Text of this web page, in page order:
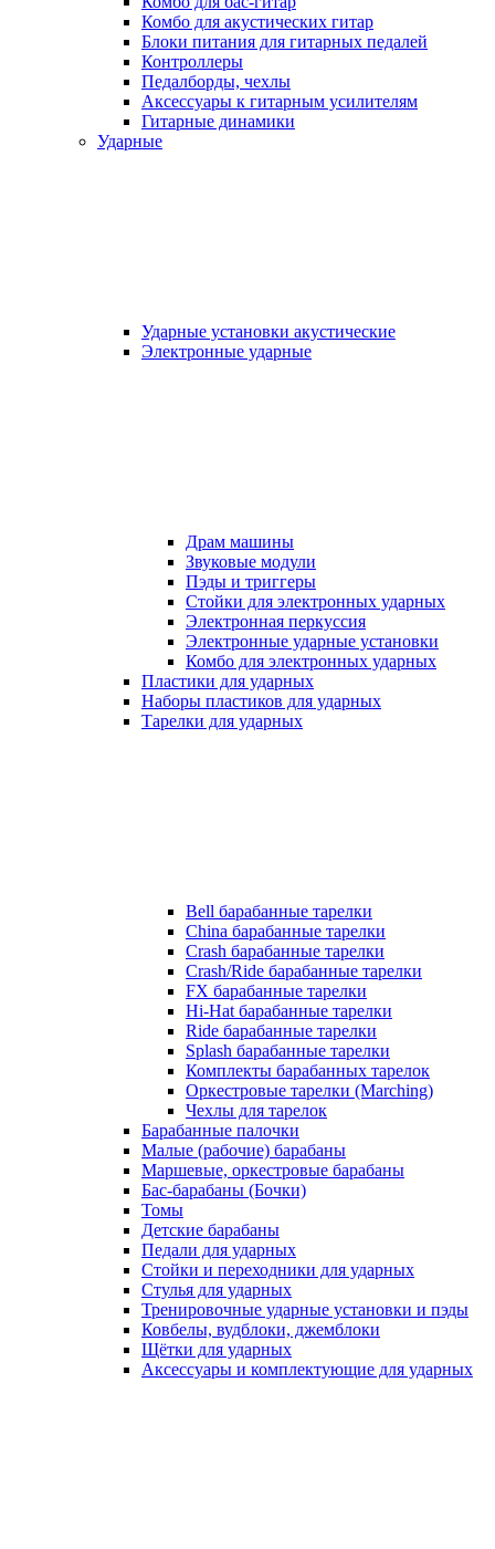
Комбо для акустических гитар
Блоки питания для гитарных педалей
Контроллеры
Педалборды, чехлы
Аксеcсуары к гитарным усилителям
Гитарные динамики
Ударные
Ударные установки акустические
Электронные ударные
Драм машины
Звуковые модули
Пэды и триггеры
Стойки для электронных ударных
Электронная перкуссия
Электронные ударные установки
Комбо для электронных ударных
Пластики для ударных
Наборы пластиков для ударных
Тарелки для ударных
Bell барабанные тарелки
China барабанные тарелки
Crash барабанные тарелки
Crash/Ride барабанные тарелки
FX барабанные тарелки
Hi-Hat барабанные тарелки
Ride барабанные тарелки
Splash барабанные тарелки
Комплекты барабанных тарелок
Оркестровые тарелки (Marching)
Чехлы для тарелок
Барабанные палочки
Малые (рабочие) барабаны
Маршевые, оркестровые барабаны
Бас-барабаны (Бочки)
Томы
Детские барабаны
Педали для ударных
Стойки и переходники для ударных
Стулья для ударных
Тренировочные ударные установки и пэды
Ковбелы, вудблоки, джемблоки
Щётки для ударных
Аксесcуары и комплектующие для ударных